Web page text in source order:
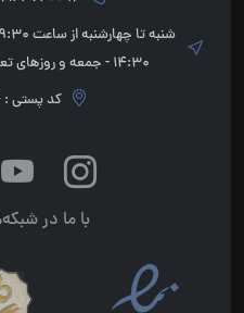
14:30 - جمعه و روزهای تعطیل فروشگاه تعطیل می باشد.
کد پستی : 1136947854
با ما در